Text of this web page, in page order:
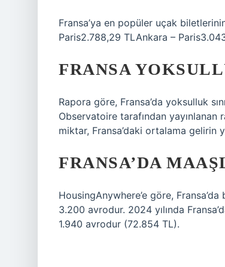
Fransa’ya en popüler uçak
Paris2.788,29 TLAnkara –
FRANSA
Rapora göre, Fransa’da yoksulluk
Observatoire tarafından yayınlanan
miktar, Fransa’daki ortalama gelirin
FRANSA’DA
HousingAnywhere’e göre,
3.200 avrodur. 2024 yılında
1.940 avrodur (72.854 TL).